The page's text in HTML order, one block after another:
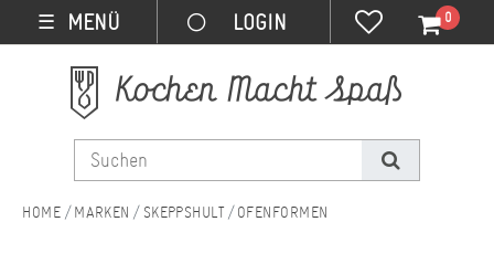
☰ MENÜ 0
MARKEN SKEPPSHULT OFENFORMEN